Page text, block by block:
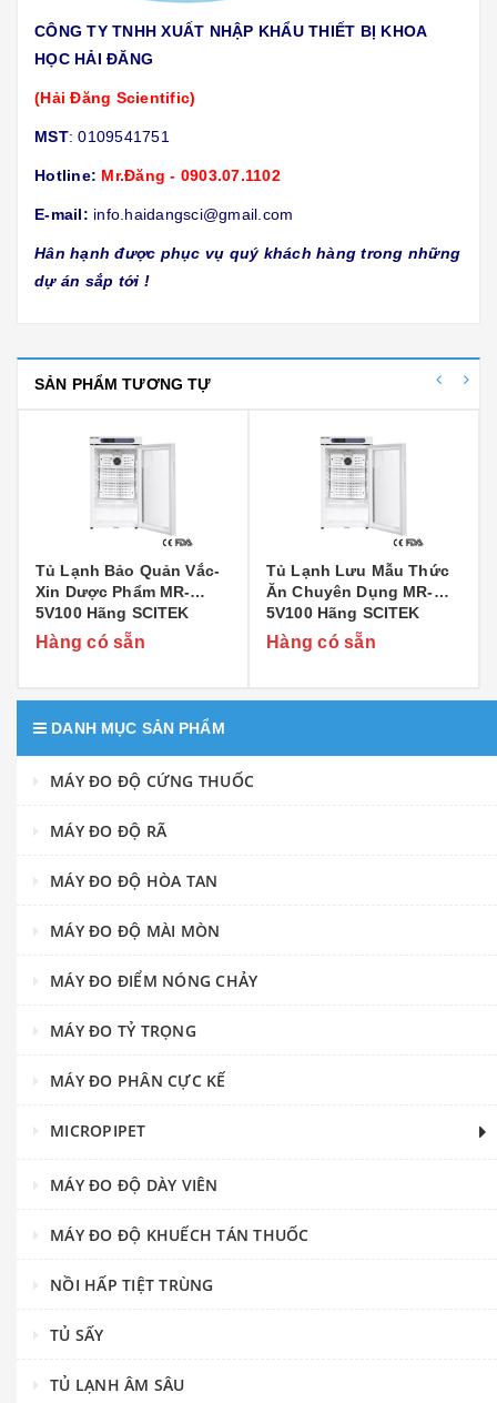
CÔNG TY TNHH XUẤT NHẬP KHẨU THIẾT BỊ KHOA
HỌC HẢI ĐĂNG
(Hải Đăng Scientific)
MST: 0109541751
Hotline: Mr.Đăng - 0903.07.1102
E-mail: info.haidangsci@gmail.com
Hân hạnh được phục vụ quý khách hàng trong những
dự án sắp tới !
SẢN PHẨM TƯƠNG TỰ
Tủ Lạnh Bảo Quản Vắc-
Xin Dược Phẩm MR-
5V100 Hãng SCITEK
Hàng có sẵn
Tủ Lạnh Lưu Mẫu Thức
Ăn Chuyên Dụng MR-
5V100 Hãng SCITEK
Hàng có sẵn
DANH MỤC SẢN PHẨM
MÁY ĐO ĐỘ CỨNG THUỐC
MÁY ĐO ĐỘ RÃ
MÁY ĐO ĐỘ HÒA TAN
MÁY ĐO ĐỘ MÀI MÒN
MÁY ĐO ĐIỂM NÓNG CHẢY
MÁY ĐO TỶ TRỌNG
MÁY ĐO PHÂN CỰC KẾ
MICROPIPET
MÁY ĐO ĐỘ DÀY VIÊN
MÁY ĐO ĐỘ KHUẾCH TÁN THUỐC
NỒI HẤP TIỆT TRÙNG
TỦ SẤY
TỦ LẠNH ÂM SÂU